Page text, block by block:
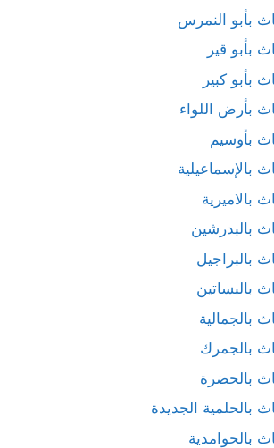
بأبو النمرس
بأبو قير
بأبو كبير
بأرض اللواء
بأوسيم
بالإسماعيلية
بالاميرية
بالبدرشين
بالبراجيل
بالبساتين
بالجمالية
بالجمرك
بالحضرة
بالحلمية الجديدة
بالحوامدية